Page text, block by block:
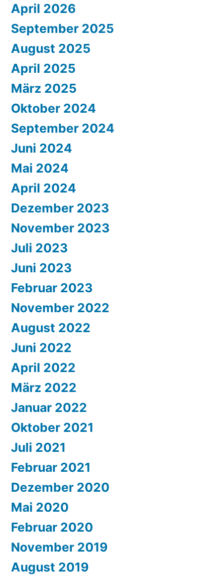
April 2026
September 2025
August 2025
April 2025
März 2025
Oktober 2024
September 2024
Juni 2024
Mai 2024
April 2024
Dezember 2023
November 2023
Juli 2023
Juni 2023
Februar 2023
November 2022
August 2022
Juni 2022
April 2022
März 2022
Januar 2022
Oktober 2021
Juli 2021
Februar 2021
Dezember 2020
Mai 2020
Februar 2020
November 2019
August 2019